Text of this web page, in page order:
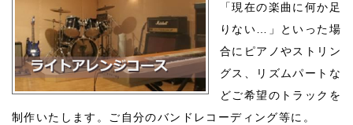
「現在の楽曲に何か足
りない…」といった場
合にピアノやストリン
グス、リズムパートな
どご希望のトラックを
制作いたします。ご自分のバンドレコーディング等に。